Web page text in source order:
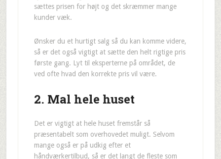
sættes prisen for højt og det skræmmer mange
kunder væk.
Ønsker du et hurtigt salg så du kan komme videre,
så er det også vigtigt at sætte den helt rigtige pris
første gang. Lyt til eksperterne på området, de
ved ofte hvad den korrekte pris vil være.
2. Mal hele huset
Det er vigtigt at hele huset fremstår så
præsentabelt som overhovedet muligt. Selvom
mange også er på udkig efter et
håndværkertilbud, så er det langt de fleste som